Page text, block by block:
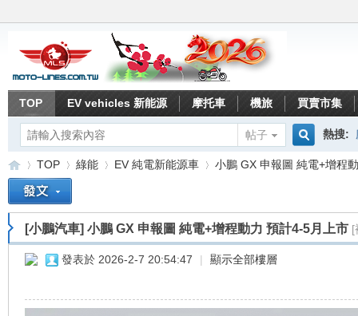
TOP EV vehicles 新能源 摩托車 機旅 買賣市集
帖子
搜
索
熱搜:
重 »
TOP
›
綠能
›
EV 純電新能源車
›
小鵬 GX 申報圖 純電+增程
[小鵬汽車] 小鵬 GX 申報圖 純電+增程動力 預計4-5月上市 [
發表於 2026-2-7 20:54:47 | 顯示全部樓層